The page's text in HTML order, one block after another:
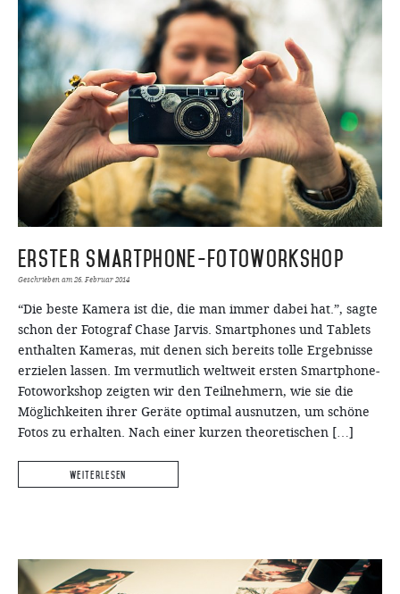
Erster Smartphone-Fotoworkshop
Geschrieben am 26. Februar 2014
“Die beste Kamera ist die, die man immer dabei hat.”, sagte
schon der Fotograf Chase Jarvis. Smartphones und Tablets
enthalten Kameras, mit denen sich bereits tolle Ergebnisse
erzielen lassen. Im vermutlich weltweit ersten Smartphone-
Fotoworkshop zeigten wir den Teilnehmern, wie sie die
Möglichkeiten ihrer Geräte optimal ausnutzen, um schöne
Fotos zu erhalten. Nach einer kurzen theoretischen […]
Weiterlesen